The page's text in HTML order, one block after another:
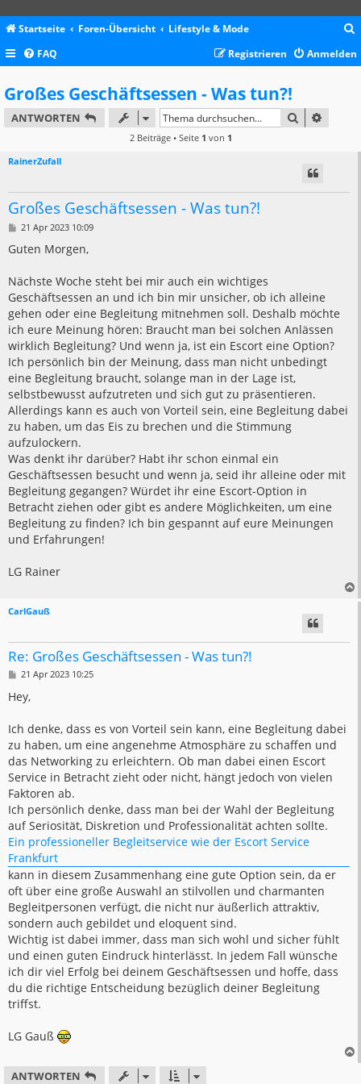
Startseite Foren-Übersicht Lifestyle & Mode
c
FAQ Anmelden
Registrieren
Großes Geschäftsessen - Was tun?!
ANTWORTEN SUCHE
2 Beiträge • Seite 1 von 1
RainerZufall
Großes Geschäftsessen - Was tun?!
B
i
a
g
21 Apr 2023 10:09
Guten Morgen,
Nächste Woche steht bei mir auch ein wichtiges
Geschäftsessen an und ich bin mir unsicher, ob ich alleine
gehen oder eine Begleitung mitnehmen soll. Deshalb möchte
ich eure Meinung hören: Braucht man bei solchen Anlässen
wirklich Begleitung? Und wenn ja, ist ein Escort eine Option?
Ich persönlich bin der Meinung, dass man nicht unbedingt
eine Begleitung braucht, solange man in der Lage ist,
selbstbewusst aufzutreten und sich gut zu präsentieren.
Allerdings kann es auch von Vorteil sein, eine Begleitung dabei
zu haben, um das Eis zu brechen und die Stimmung
aufzulockern.
Was denkt ihr darüber? Habt ihr schon einmal ein
Geschäftsessen besucht und wenn ja, seid ihr alleine oder mit
Begleitung gegangen? Würdet ihr eine Escort-Option in
Betracht ziehen oder gibt es andere Möglichkeiten, um eine
Begleitung zu finden? Ich bin gespannt auf eure Meinungen
und Erfahrungen!
LG Rainer
CarlGauß
Re: Großes Geschäftsessen - Was tun?!
B
i
t
a
g
21 Apr 2023 10:25
Hey,
Ich denke, dass es von Vorteil sein kann, eine Begleitung dabei
zu haben, um eine angenehme Atmosphäre zu schaffen und
das Networking zu erleichtern. Ob man dabei einen Escort
Service in Betracht zieht oder nicht, hängt jedoch von vielen
Faktoren ab.
Ich persönlich denke, dass man bei der Wahl der Begleitung
auf Seriosität, Diskretion und Professionalität achten sollte.
Ein professioneller Begleitservice wie der Escort Service
Frankfurt
kann in diesem Zusammenhang eine gute Option sein, da er
oft über eine große Auswahl an stilvollen und charmanten
Begleitpersonen verfügt, die nicht nur äußerlich attraktiv,
sondern auch gebildet und eloquent sind.
Wichtig ist dabei immer, dass man sich wohl und sicher fühlt
und einen guten Eindruck hinterlässt. In jedem Fall wünsche
ich dir viel Erfolg bei deinem Geschäftsessen und hoffe, dass
du die richtige Entscheidung bezüglich deiner Begleitung
triffst.
LG Gauß
ANTWORTEN